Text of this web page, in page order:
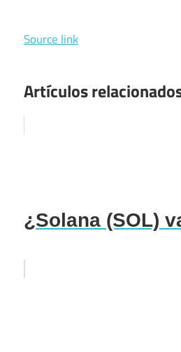
Source link
Artículos
¿Solana (SOL)